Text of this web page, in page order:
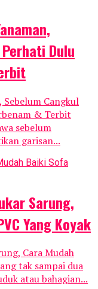
Dulu
Cangkul
& Terbit
sebelum
garisan...
Sarung,
Yang Koyak
Cara Mudah
tak sampai dua
atau bahagian...